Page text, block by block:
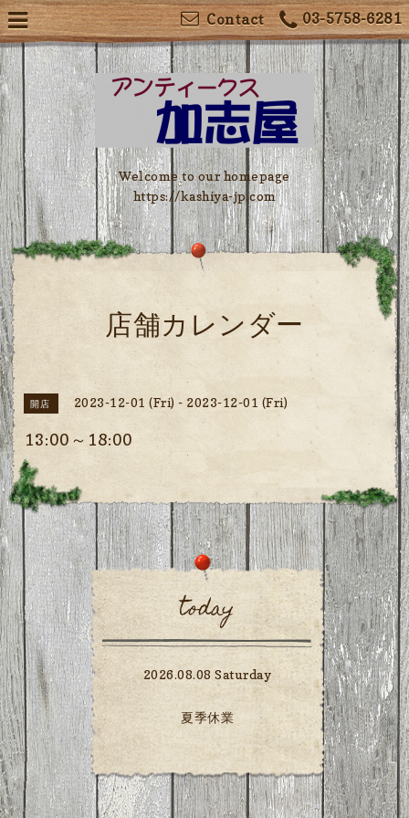
03-5758-6281
Contact
Welcome to our homepage
https://kashiya-jp.com
店舗カレンダー
開店 2023-12-01 (Fri) - 2023-12-01 (Fri)
13:00～18:00
today
2026.08.08 Saturday
夏季休業